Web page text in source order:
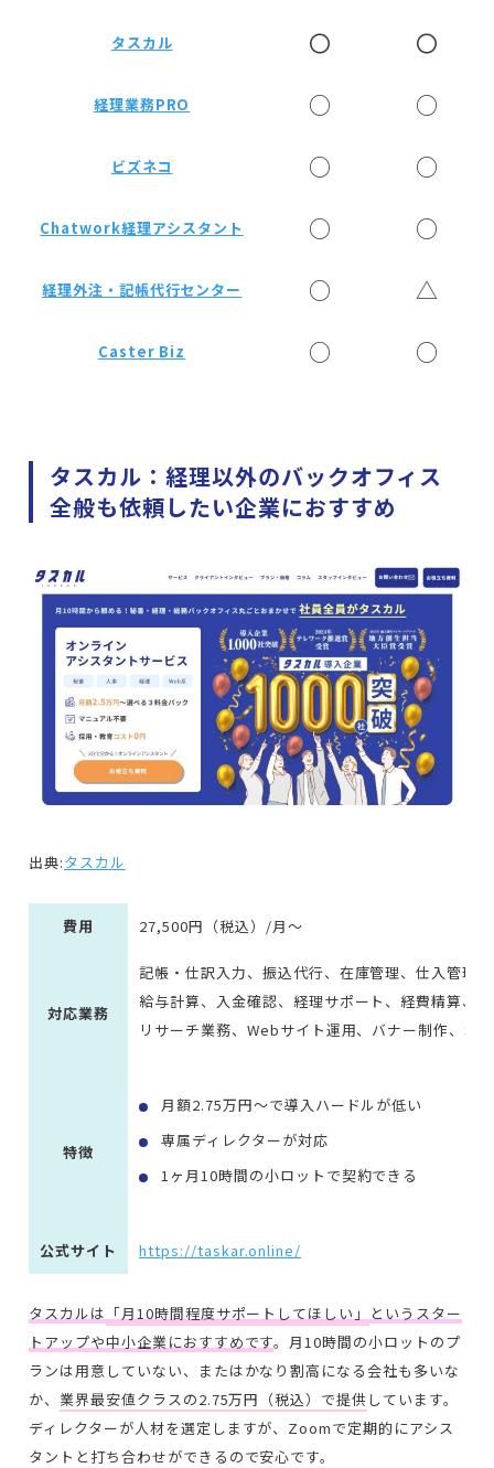
タスカル 〇 〇
経理業務PRO ○ ○
ビズネコ ○ ○
Chatwork経理アシスタント ○ ○
経理外注・記帳代行センター ○ △
Caster Biz ○ ○
タスカル：経理以外のバックオフィス
全般も依頼したい企業におすすめ
出典:タスカル
費用 27,500円（税込）/月～
対応業務
記帳・仕訳入力、振込代行、在庫管理、仕入管理
給与計算、入金確認、経理サポート、経費精算、
リサーチ業務、Webサイト運用、バナー制作、
特徴
月額2.75万円〜で導入ハードルが低い
専属ディレクターが対応
1ヶ月10時間の小ロットで契約できる
公式サイト https://taskar.online/
タスカルは 「月10時間程度サポートしてほしい」
というスター
トアップや中小企業におすすめです。月10時間の小ロットのプ
ランは用意していない、またはかなり割高になる会社も多いな
か、 業界最安値クラスの2.75万円（税込）で提供 しています。
ディレクターが人材を選定しますが、Zoomで定期的にアシス
タントと打ち合わせができるので安心です。